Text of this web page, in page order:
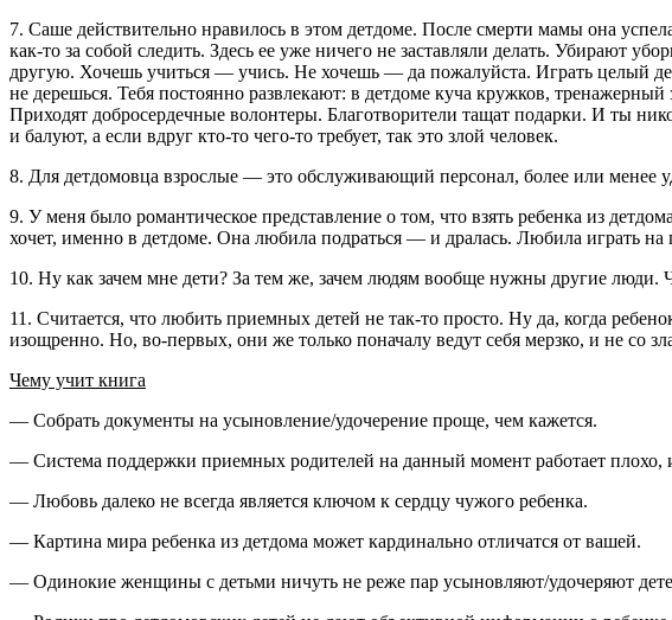
7. Саше действительно нравилось в этом детдоме. После смерти мамы она
как-то за собой следить. Здесь ее уже ничего не заставляли делать. Убирают
другую. Хочешь учиться — учись. Не хочешь — да пожалуйста. Играть целый
не дерешься. Тебя постоянно развлекают: в детдоме куча кружков,
Приходят добросердечные волонтеры. Благотворители тащат подарки. И ты
и балуют, а если вдруг кто-то чего-то требует, так это злой человек.
8. Для детдомовца взрослые — это обслуживающий персонал, более или менее
9. У меня было романтическое представление о том, что взять ребенка из
хочет, именно в детдоме. Она любила подраться — и дралась. Любила играть
10. Ну как зачем мне дети? За тем же, зачем людям вообще нужны другие
11. Считается, что любить приемных детей не так-то просто. Ну да, когда
изощренно. Но, во-первых, они же только поначалу ведут себя мерзко, и не со
Чему учит книга
— Собрать документы на усыновление/удочерение проще, чем кажется.
— Система поддержки приемных родителей на данный момент работает
— Любовь далеко не всегда является ключом к сердцу чужого ребенка.
— Картина мира ребенка из детдома может кардинально отличатся от вашей.
— Одинокие женщины с детьми ничуть не реже пар усыновляют/удочеряют